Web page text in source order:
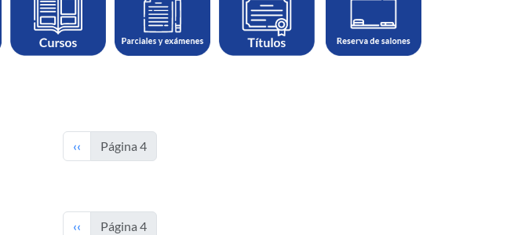
Página anterior
‹‹ Página 4
Página anterior
‹‹ Página 4